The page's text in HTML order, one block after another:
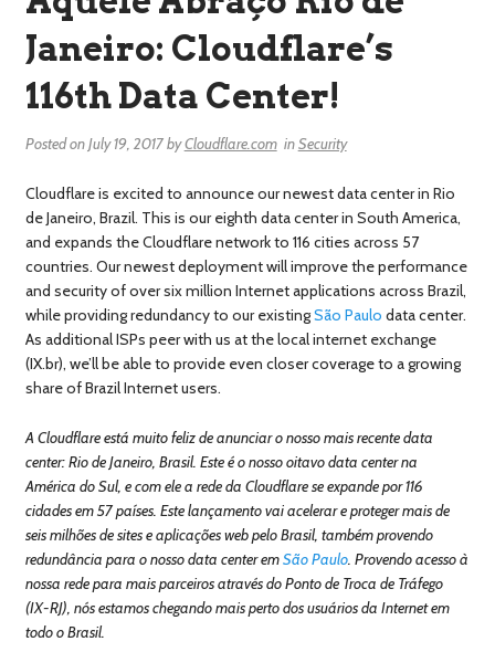
Janeiro: Cloudflare’s
116th Data Center!
Posted onJuly 19, 2017byCloudflare.com inSecurity
Cloudflare is excited to announce our newest data center in Rio
de Janeiro, Brazil. This is our eighth data center in South America,
and expands the Cloudflare network to 116 cities across 57
countries. Our newest deployment will improve the performance
and security of over six million Internet applications across Brazil,
while providing redundancy to our existingSão Paulo data center.
As additional ISPs peer with us at the local internet exchange
(IX.br), we’ll be able to provide even closer coverage to a growing
share of Brazil Internet users.
A Cloudflare está muito feliz de anunciar o nosso mais recente data
center: Rio de Janeiro, Brasil. Este é o nosso oitavo data center na
América do Sul, e com ele a rede da Cloudflare se expande por 116
cidades em 57 países. Este lançamento vai acelerar e proteger mais de
seis milhões de sites e aplicações web pelo Brasil, também provendo
redundância para o nosso data center emSão Paulo. Provendo acesso à
nossa rede para mais parceiros através do Ponto de Troca de Tráfego
(IX-RJ), nós estamos chegando mais perto dos usuários da Internet em
todo o Brasil.